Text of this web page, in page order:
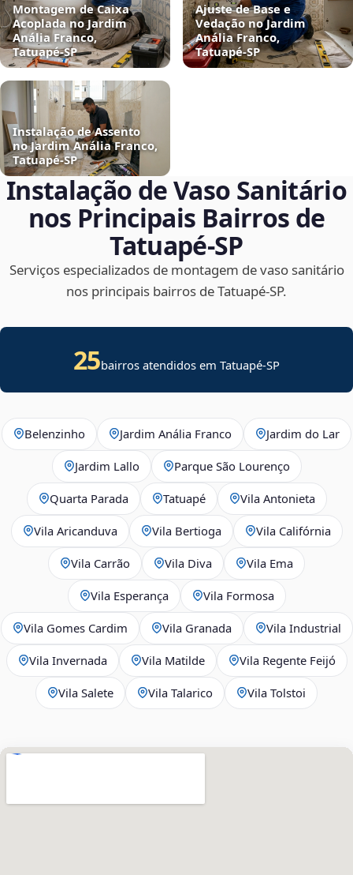
Montagem de Caixa
Acoplada no Jardim
Anália Franco,
Tatuapé‑SP
Ajuste de Base e
Vedação no Jardim
Anália Franco,
Tatuapé‑SP
Instalação de Assento
no Jardim Anália Franco,
Tatuapé‑SP
Instalação de Vaso Sanitário
nos Principais Bairros de
Tatuapé‑SP
Serviços especializados de montagem de vaso sanitário
nos principais bairros de Tatuapé‑SP.
25bairros atendidos em Tatuapé-SP
Belenzinho Jardim Anália Franco Jardim do Lar
Jardim Lallo Parque São Lourenço
Quarta Parada Tatuapé Vila Antonieta
Vila Aricanduva Vila Bertioga Vila Califórnia
Vila Carrão Vila Diva Vila Ema
Vila Esperança Vila Formosa
Vila Gomes Cardim Vila Granada Vila Industrial
Vila Invernada Vila Matilde Vila Regente Feijó
Vila Salete Vila Talarico Vila Tolstoi